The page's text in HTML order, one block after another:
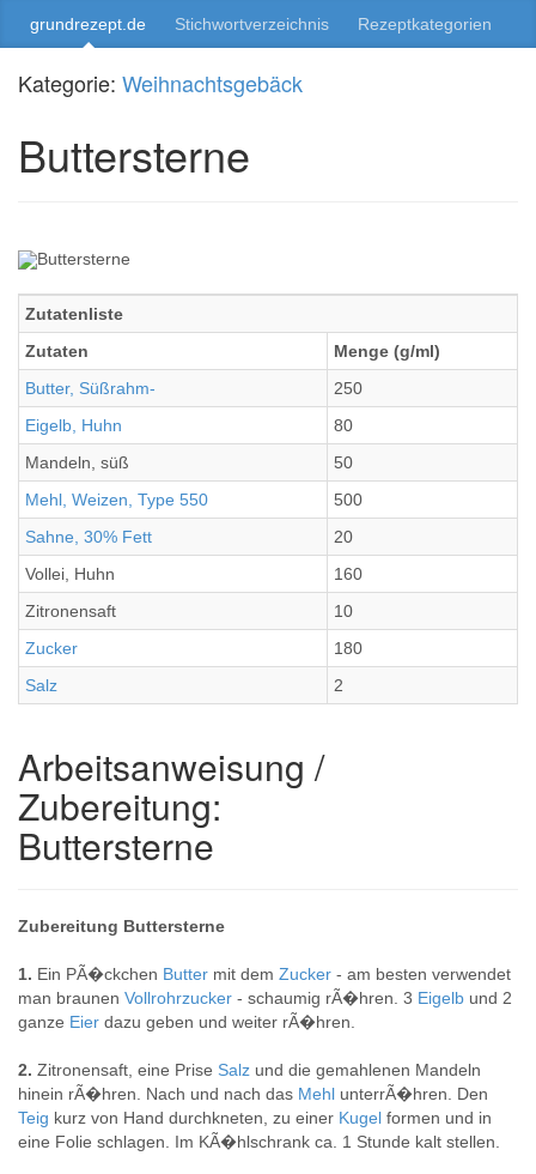
grundrezept.de Stichwortverzeichnis Rezeptkategorien
Kategorie: Weihnachtsgebäck
Buttersterne
Zutatenliste
Zutaten
Menge (g/ml)
Butter, Süßrahm-
250
Eigelb, Huhn
80
Mandeln, süß
50
Mehl, Weizen, Type 550
500
Sahne, 30% Fett
20
Vollei, Huhn
160
Zitronensaft
10
Zucker
180
Salz
2
Arbeitsanweisung /
Zubereitung:
Buttersterne
Zubereitung Buttersterne
1. Ein PÃ�ckchen Butter mit dem Zucker - am besten verwendet
man braunen Vollrohrzucker - schaumig rÃ�hren. 3 Eigelb und 2
ganze Eier dazu geben und weiter rÃ�hren.
2. Zitronensaft, eine Prise Salz und die gemahlenen Mandeln
hinein rÃ�hren. Nach und nach das Mehl unterrÃ�hren. Den
Teig kurz von Hand durchkneten, zu einer Kugel formen und in
eine Folie schlagen. Im KÃ�hlschrank ca. 1 Stunde kalt stellen.